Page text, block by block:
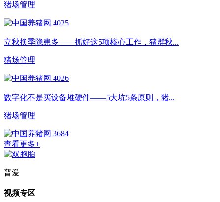
猪场管理
4025
立秋换季隐患多——抓好这5项核心工作，猪群秋...
猪场管理
4026
数字化不是买设备堆硬件——5大坑5条原则，猪...
猪场管理
查看更多+